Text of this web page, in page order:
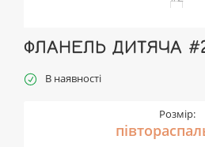
ФЛАНЕЛЬ ДИТЯЧА
В наявності
Розмір: